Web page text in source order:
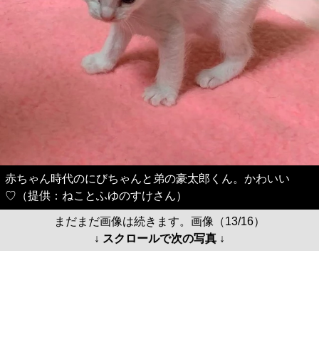
赤ちゃん時代のにびちゃんと弟の豪太郎くん。かわいい
♡（提供：ねことふゆのすけさん）
まだまだ画像は続きます。画像（13/16）
↓ スクロールで次の写真 ↓